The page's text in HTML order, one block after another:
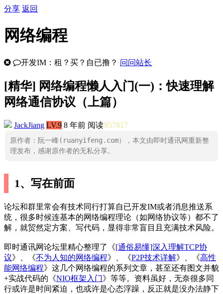
分享 返回
网络编程
开发IM：租？买？自已撸？ 问问站长
[精华] 网络编程懒人入门(一)：快速理解
网络通信协议（上篇）
JackJiang LV.9 8 年前 阅读857817
原作者：阮一峰(ruanyifeng.com），本文由即时通讯网重新整
理发布，感谢原作者的无私分享。
1、写在前面
论坛和群里常会有技术同行打算自已开发IM或者消息推送系
统，很多时候连基本的网络编程理论（如网络协议等）都不了
解，就贸然定方案、写代码，显得非常盲目且充满技术风险。
即时通讯网论坛里精心整理了《[通俗易懂]深入理解TCP协
议》、《不为人知的网络编程》、《P2P技术详解》、《高性
能网络编程》这几个网络编程的系列文章，甚至还有图文并貌
+实战代码的《NIO框架入门》等等。资料虽好，无奈很多同
行或许是时间紧迫，也或许是心态浮躁，反正就是没办法静下